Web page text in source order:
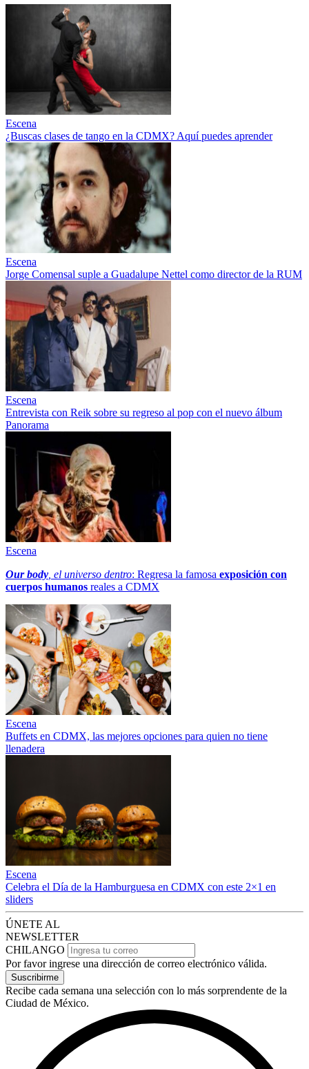
Escena
¿Buscas clases de tango en la CDMX? Aquí puedes aprender
Escena
Jorge Comensal suple a Guadalupe Nettel como director de la RUM
Escena
Entrevista con Reik sobre su regreso al pop con el nuevo álbum
Panorama
Escena
Our body , el universo dentro: Regresa la famosa exposición con
cuerpos humanos reales a CDMX
Escena
Buffets en CDMX, las mejores opciones para quien no tiene
llenadera
Escena
Celebra el Día de la Hamburguesa en CDMX con este 2×1 en
sliders
ÚNETE AL
NEWSLETTER
CHILANGO
Por favor ingrese una dirección de correo electrónico válida.
Suscribirme
Recibe cada semana una selección con lo más sorprendente de la
Ciudad de México.